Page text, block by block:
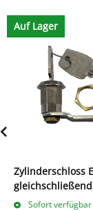
Auf Lager
Zylinderschloss
Stk., inkl. je 2
Sofort verfügbar